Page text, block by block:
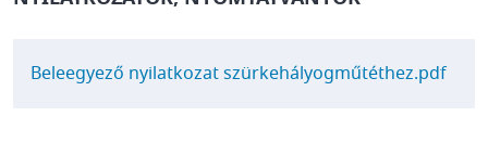
FÁJL
Beleegyező nyilatkozat szürkehályogműtéthez.pdf